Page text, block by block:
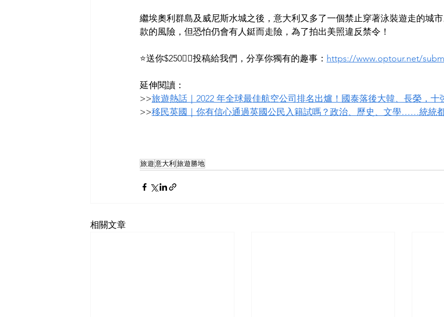
繼埃奧利群島及威尼斯水城之後，意大利又多了一個禁止穿著泳裝遊走的城
款的風險，但恐怕仍會有人鋌而走險，為了拍出美照違反禁令！
⭐送你$250👉🏻投稿給我們，分享你獨有的趣事： https://www.optour.net/
延伸閱讀：
>>旅遊熱話｜2022 年全球最佳航空公司排名出爐！國泰落後大韓、長榮，十
>>移民英國｜你有信心通過英國公民入籍試嗎？政治、歷史、文學……統統
旅遊意大利 旅遊勝地
相關文章